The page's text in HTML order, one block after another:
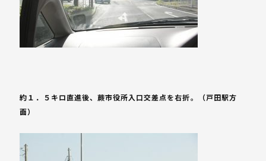
約１．５キロ直進後、蕨市役所入口交差点を右折。（戸田駅方
面）